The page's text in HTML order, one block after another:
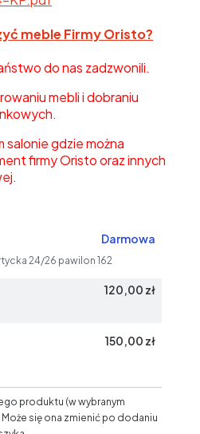
meble Firmy Oristo?
do nas zadzwonili.
mebli i dobraniu
salonie gdzie można
firmy Oristo oraz innych
Darmowa
24/26 pawilon 162
120,00 zł
150,00 zł
produktu (w wybranym
się ona zmienić po dodaniu